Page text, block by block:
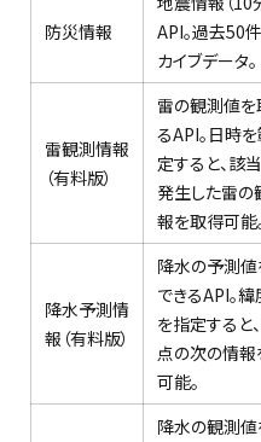
防災情報
API。過去50
カイブデータ。
雷観測情報
（有料版）
雷の観測値を
るAPI。日時
定すると、該
発生した雷の
報を取得可能
降水予測情
報（有料版）
降水の予測
できるAPI。
を指定すると
点の次の情
可能。
降水の観測